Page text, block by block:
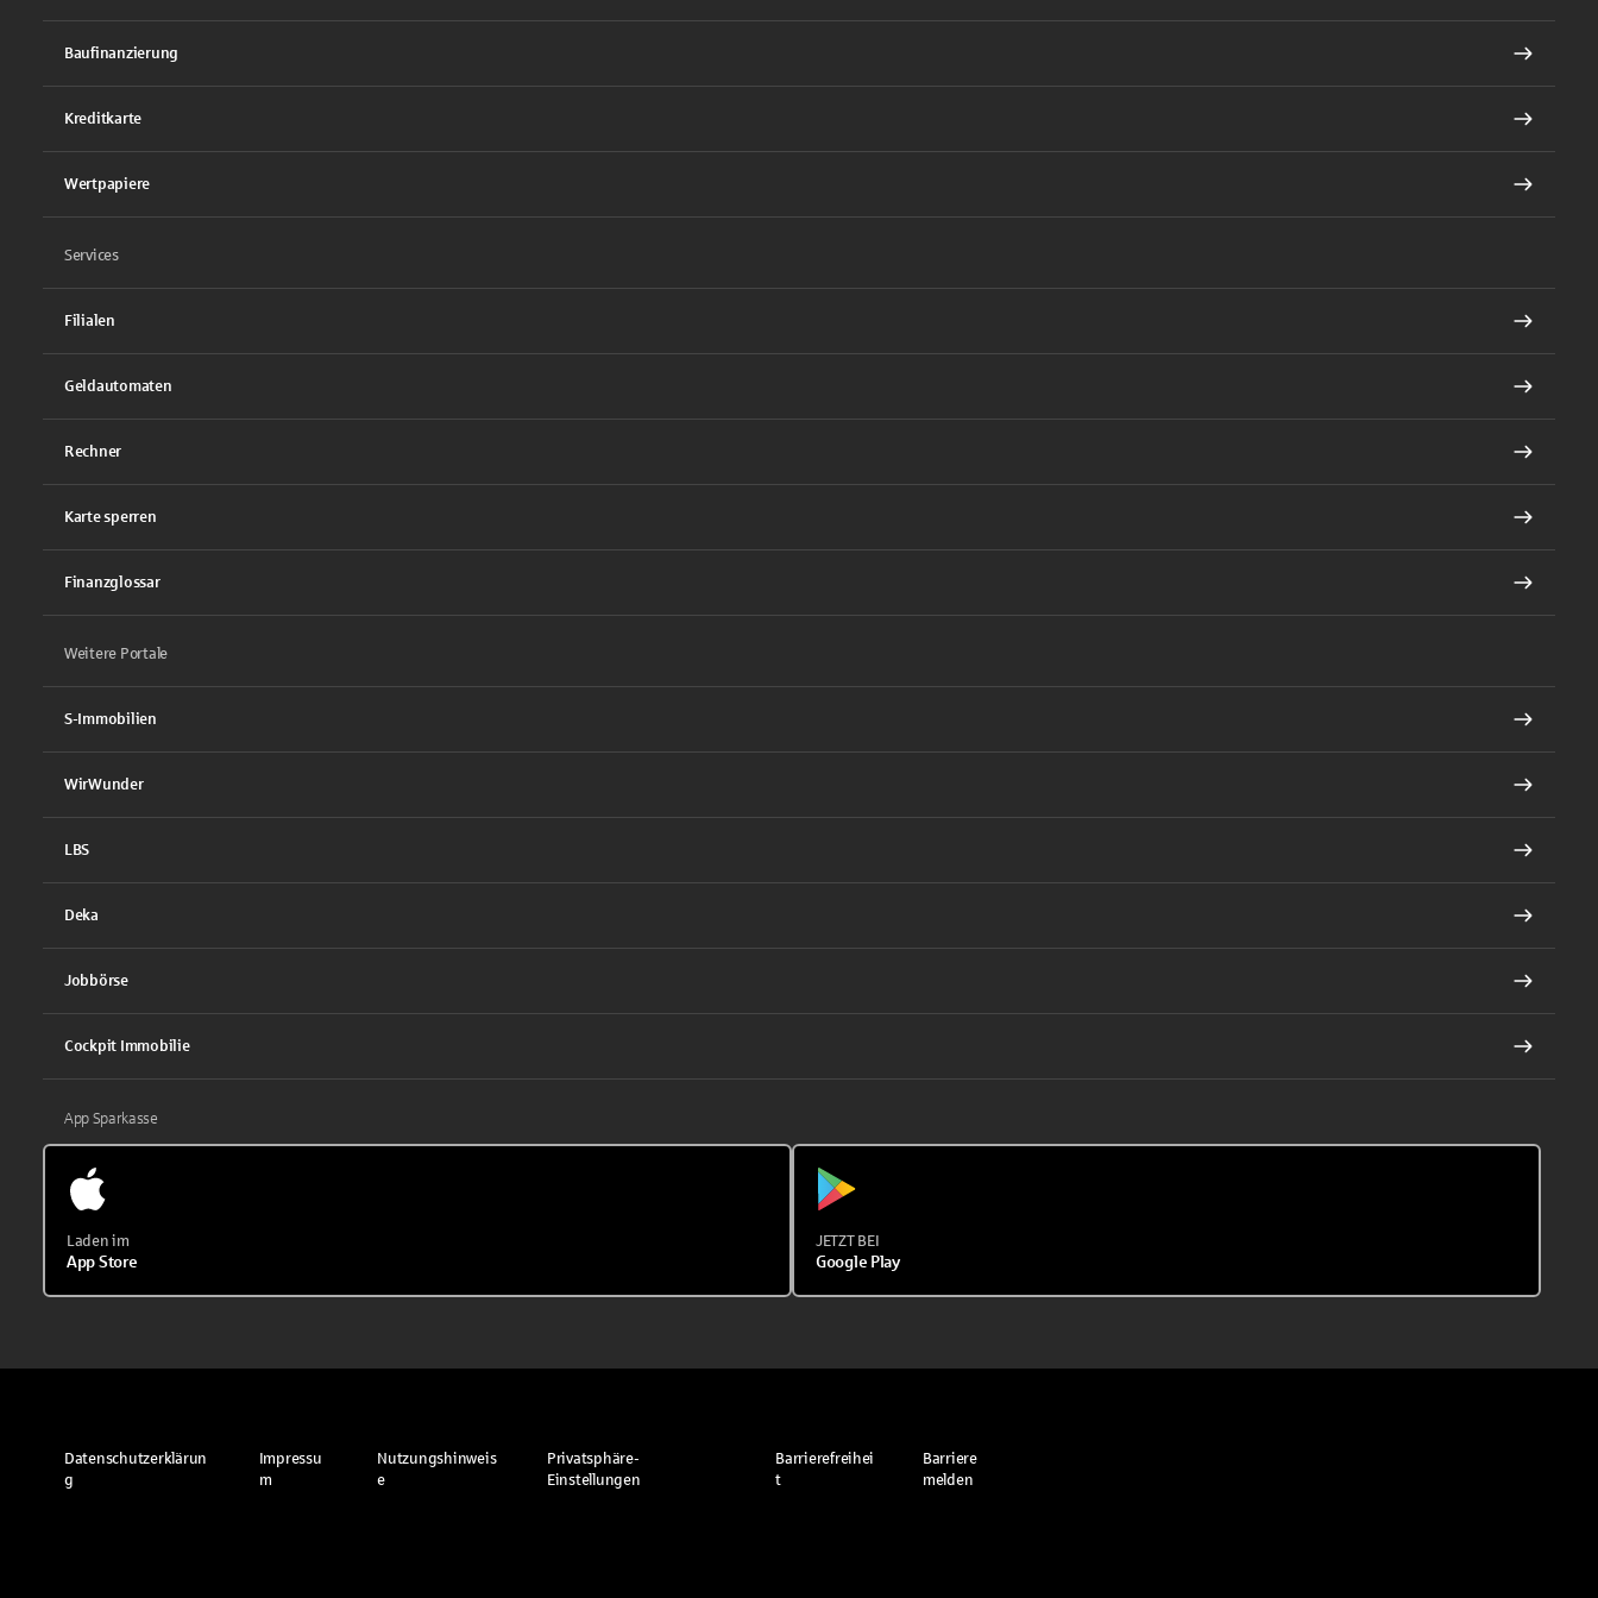
Baufinanzierung
Kreditkarte
Wertpapiere
Services
Filialen
Geldautomaten
Rechner
Karte sperren
Finanzglossar
Weitere Portale
S-Immobilien
WirWunder
LBS
Deka
Jobbörse
Cockpit Immobilie
App Sparkasse
Laden im
App Store
JETZT BEI
Google Play
Datenschutzerklärun
g
Impressu
m
Nutzungshinweis
e
Privatsphäre-
Einstellungen
Barrierefreihei
t
Barriere
melden